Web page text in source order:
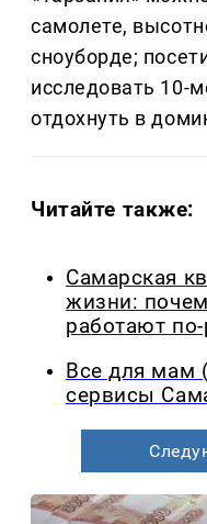
самолете,
сноуборде;
исследовать 10-
отдохнуть в
Читайте также:
Самарская
жизни:
работают
Все для мам
сервисы